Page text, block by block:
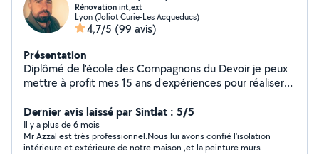
Rénovation int,ext
Lyon (Joliot Curie-Les Acqueducs)
4,7/5 (99 avis)
Présentation
Diplômé de l'école des Compagnons du Devoir je peux
mettre à profit mes 15 ans d'expériences pour réaliser
intérieure et extérieure. N'hésitez pas à me contacter
pour toute vos renovations email ou mon tel
Dernier avis laissé par Sintlat : 5/5
Il y a plus de 6 mois
Mr Azzal est très professionnel.Nous lui avons confié l'isolation
intérieure et extérieure de notre maison ,et la peinture murs . Il